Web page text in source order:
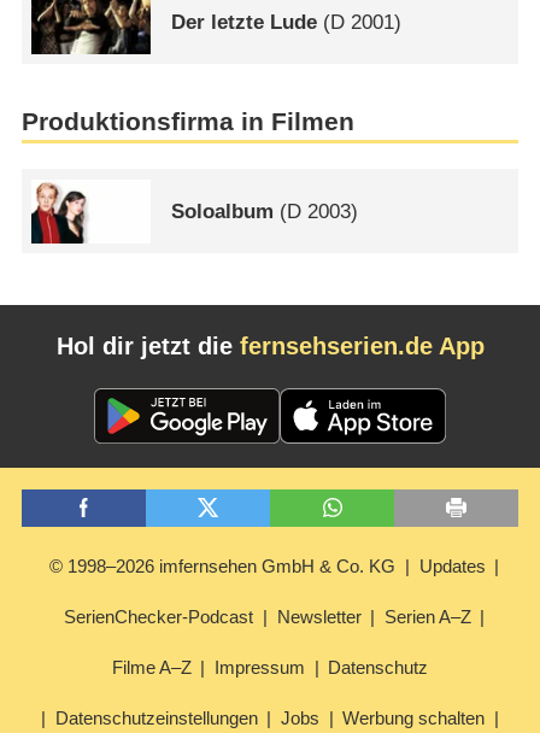
Der letzte Lude (D 2001)
Produktionsfirma in Filmen
Soloalbum (D 2003)
Hol dir jetzt die fernsehserien.de App
© 1998–2026 imfernsehen GmbH & Co. KG Updates
SerienChecker-Podcast Newsletter Serien A–Z
Filme A–Z Impressum Datenschutz
Datenschutzeinstellungen Jobs Werbung schalten